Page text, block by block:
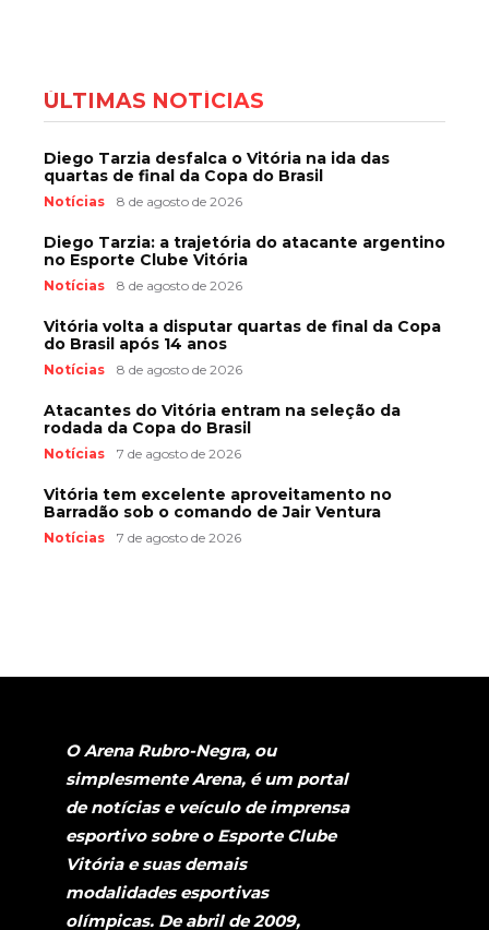
ÚLTIMAS NOTÍCIAS
Diego Tarzia desfalca o Vitória na ida das
quartas de final da Copa do Brasil
Notícias 8 de agosto de 2026
Diego Tarzia: a trajetória do atacante argentino
no Esporte Clube Vitória
Notícias 8 de agosto de 2026
Vitória volta a disputar quartas de final da Copa
do Brasil após 14 anos
Notícias 8 de agosto de 2026
Atacantes do Vitória entram na seleção da
rodada da Copa do Brasil
Notícias 7 de agosto de 2026
Vitória tem excelente aproveitamento no
Barradão sob o comando de Jair Ventura
Notícias 7 de agosto de 2026
O Arena Rubro-Negra, ou
simplesmente Arena, é um portal
de notícias e veículo de imprensa
esportivo sobre o Esporte Clube
Vitória e suas demais
modalidades esportivas
olímpicas. De abril de 2009,